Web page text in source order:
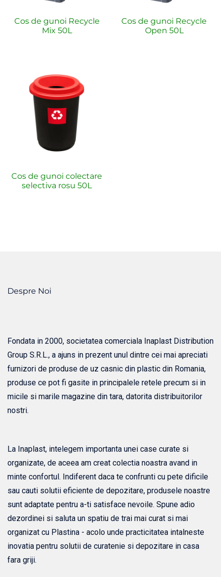
Cos de gunoi Recycle
Mix 50L
Cos de gunoi Recycle
Open 50L
Cos de gunoi colectare
selectiva rosu 50L
Despre Noi
Fondata in 2000, societatea comerciala Inaplast Distribution
Group S.R.L., a ajuns in prezent unul dintre cei mai apreciati
furnizori de produse de uz casnic din plastic din Romania,
produse ce pot fi gasite in principalele retele precum si in
micile si marile magazine din tara, datorita distribuitorilor
nostri.
La Inaplast, intelegem importanta unei case curate si
organizate, de aceea am creat colectia noastra avand in
minte confortul. Indiferent daca te confrunti cu pete dificile
sau cauti solutii eficiente de depozitare, produsele noastre
sunt adaptate pentru a-ti satisface nevoile. Spune adio
dezordinei si saluta un spatiu de trai mai curat si mai
organizat cu Plastina - acolo unde practicitatea intalneste
inovatia pentru solutii de curatenie si depozitare in casa
fara griji.